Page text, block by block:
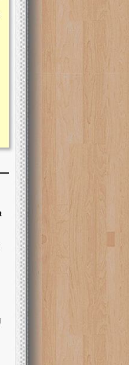
Saat ini, Ulurtangan bersama Yayasan
Najjahtul Islam Jonggol sedang merintis
pembangunan Rumah Qur’an dan
kanak Islam Terpadu (TKIT) An Najjah
Gedung Majelis Taklim di Jonggol,...